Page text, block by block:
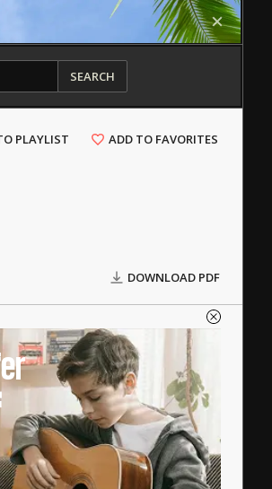
SEARCH
PLAYLIST ADD TO FAVORITES
DOWNLOAD PDF